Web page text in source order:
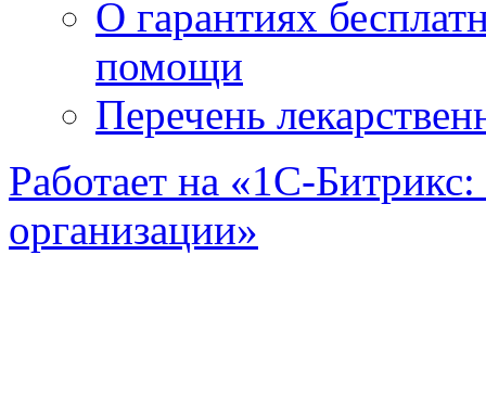
О гарантиях
помощи
Перечень
Работает на «1С-
организации»